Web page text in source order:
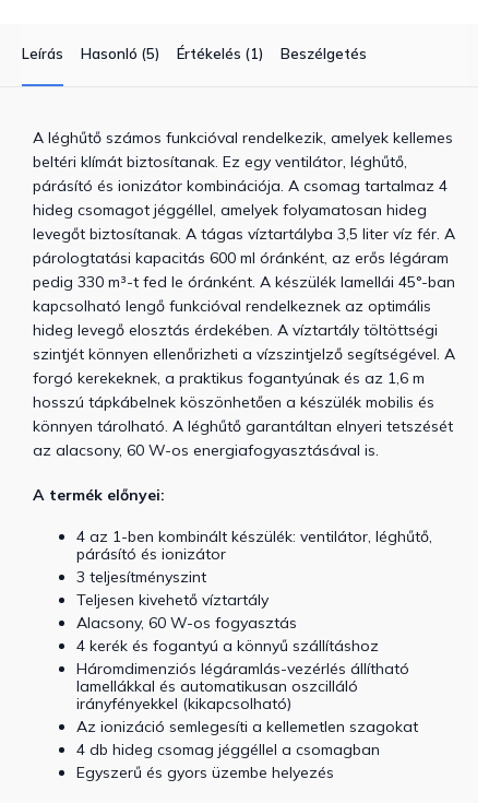
Leírás Hasonló (5) Értékelés (1) Beszélgetés
A léghűtő számos funkcióval rendelkezik, amelyek kellemes
beltéri klímát biztosítanak. Ez egy ventilátor, léghűtő,
párásító és ionizátor kombinációja. A csomag tartalmaz 4
hideg csomagot jéggéllel, amelyek folyamatosan hideg
levegőt biztosítanak. A tágas víztartályba 3,5 liter víz fér. A
párologtatási kapacitás 600 ml óránként, az erős légáram
pedig 330 m³-t fed le óránként. A készülék lamellái 45°-ban
kapcsolható lengő funkcióval rendelkeznek az optimális
hideg levegő elosztás érdekében. A víztartály töltöttségi
szintjét könnyen ellenőrizheti a vízszintjelző segítségével. A
forgó kerekeknek, a praktikus fogantyúnak és az 1,6 m
hosszú tápkábelnek köszönhetően a készülék mobilis és
könnyen tárolható. A léghűtő garantáltan elnyeri tetszését
az alacsony, 60 W-os energiafogyasztásával is.
A termék előnyei:
4 az 1-ben kombinált készülék: ventilátor, léghűtő,
párásító és ionizátor
3 teljesítményszint
Teljesen kivehető víztartály
Alacsony, 60 W-os fogyasztás
4 kerék és fogantyú a könnyű szállításhoz
Háromdimenziós légáramlás-vezérlés állítható
lamellákkal és automatikusan oszcilláló
irányfényekkel (kikapcsolható)
Az ionizáció semlegesíti a kellemetlen szagokat
4 db hideg csomag jéggéllel a csomagban
Egyszerű és gyors üzembe helyezés